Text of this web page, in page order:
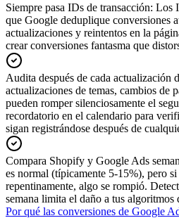
Siempre pasa IDs de transacción: Los
que Google deduplique conversiones
actualizaciones y reintentos en la
crear conversiones fantasma que
Audita después de cada actualización
actualizaciones de temas, cambios de
pueden romper silenciosamente el
recordatorio en el calendario para
sigan registrándose después de
Compara Shopify y Google Ads
es normal (típicamente 5-15%), pero
repentinamente, algo se rompió.
semana limita el daño a tus algoritmos
Por qué las conversiones de Google